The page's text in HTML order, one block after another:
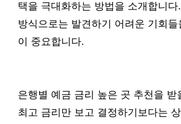
택을 극대화하는 방법을 소개합니
방식으로는 발견하기 어려운 기회들
이 중요합니다.
은행별 예금 금리 높은 곳 추천을 받
최고 금리만 보고 결정하기보다는